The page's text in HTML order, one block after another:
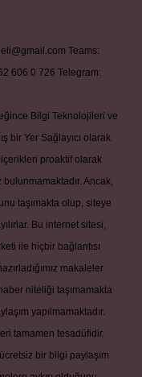
Teams:
606 0 726 Telegram:
Bilgi Teknolojileri ve
bir Yer Sağlayıcı olarak
proaktif olarak
Ancak,
taşımakta olup, siteye
Bu internet sitesi,
ile hiçbir bağlantısı
makaleler
niteliği taşımamakta
yapılmamaktadır.
tamamen tesadüfidir.
bir bilgi paylaşım